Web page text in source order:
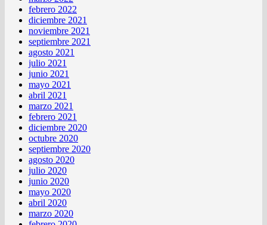
febrero 2022
diciembre 2021
noviembre 2021
septiembre 2021
agosto 2021
julio 2021
junio 2021
mayo 2021
abril 2021
marzo 2021
febrero 2021
diciembre 2020
octubre 2020
septiembre 2020
agosto 2020
julio 2020
junio 2020
mayo 2020
abril 2020
marzo 2020